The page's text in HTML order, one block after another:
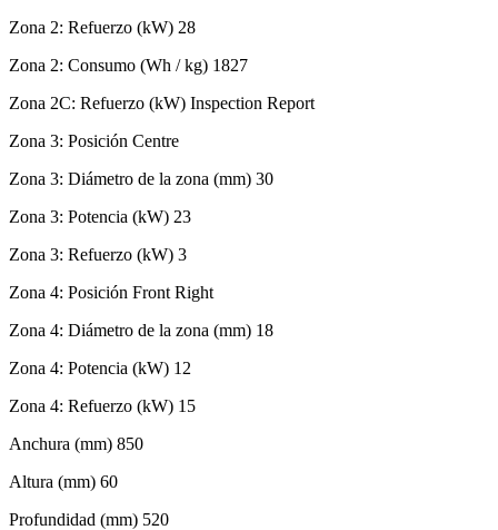
Zona 2: Refuerzo (kW) 28
Zona 2: Consumo (Wh / kg) 1827
Zona 2C: Refuerzo (kW) Inspection Report
Zona 3: Posición Centre
Zona 3: Diámetro de la zona (mm) 30
Zona 3: Potencia (kW) 23
Zona 3: Refuerzo (kW) 3
Zona 4: Posición Front Right
Zona 4: Diámetro de la zona (mm) 18
Zona 4: Potencia (kW) 12
Zona 4: Refuerzo (kW) 15
Anchura (mm) 850
Altura (mm) 60
Profundidad (mm) 520